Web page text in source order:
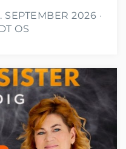
SEPTEMBER 2026 ·
OS